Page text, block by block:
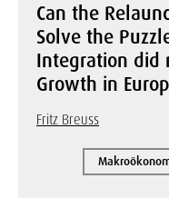
Can the
Solve the
Integration did
Growth in
Fritz Breuss